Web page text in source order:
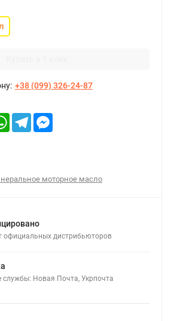
+38 (099) 326-24-87
WhatsApp
Telegram
моторное масло
официальных дистрибьюторов
службы: Новая Почта, Укрпочта